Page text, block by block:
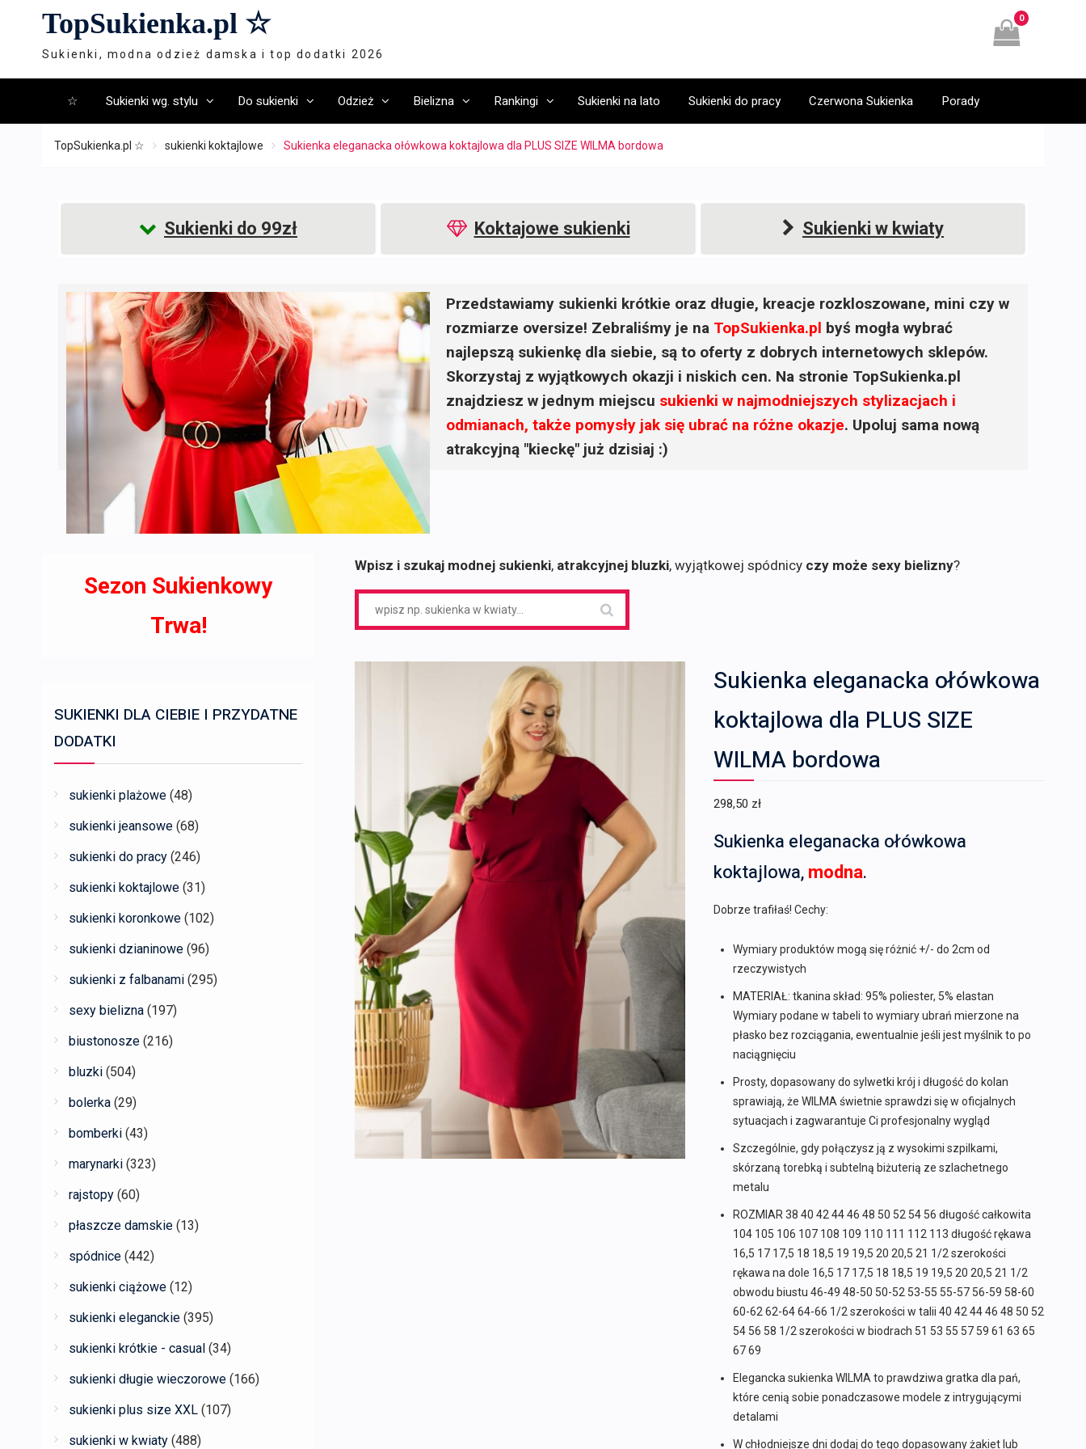
TopSukienka.pl ☆
Sukienki, modna odzież damska i top dodatki 2026
0
☆ Sukienki wg. stylu Do sukienki Odzież Bielizna Rankingi Sukienki na lato Sukienki do pracy Czerwona Sukienka Porady
TopSukienka.pl ☆ sukienki koktajlowe Sukienka eleganacka ołówkowa koktajlowa dla PLUS SIZE WILMA bordowa
Sukienki do 99zł Koktajowe sukienki Sukienki w kwiaty
Przedstawiamy sukienki krótkie oraz długie, kreacje rozkloszowane, mini czy w
rozmiarze oversize! Zebraliśmy je na TopSukienka.pl byś mogła wybrać
najlepszą sukienkę dla siebie, są to oferty z dobrych internetowych sklepów.
Skorzystaj z wyjątkowych okazji i niskich cen. Na stronie TopSukienka.pl
znajdziesz w jednym miejscu sukienki w najmodniejszych stylizacjach i
odmianach, także pomysły jak się ubrać na różne okazje. Upoluj sama nową
atrakcyjną "kieckę" już dzisiaj :)
Wpisz i szukaj modnej sukienki, atrakcyjnej bluzki, wyjątkowej spódnicy czy może sexy bielizny?
Sukienka eleganacka ołówkowa
koktajlowa dla PLUS SIZE
WILMA bordowa
298,50 zł
Sukienka eleganacka ołówkowa
koktajlowa,modna.
Dobrze trafiłaś! Cechy:
Wymiary produktów mogą się różnić +/- do 2cm od
rzeczywistych
MATERIAŁ: tkanina skład: 95% poliester, 5% elastan
Wymiary podane w tabeli to wymiary ubrań mierzone na
płasko bez rozciągania, ewentualnie jeśli jest myślnik to po
naciągnięciu
Prosty, dopasowany do sylwetki krój i długość do kolan
sprawiają, że WILMA świetnie sprawdzi się w oficjalnych
sytuacjach i zagwarantuje Ci profesjonalny wygląd
Szczególnie, gdy połączysz ją z wysokimi szpilkami,
skórzaną torebką i subtelną biżuterią ze szlachetnego
metalu
ROZMIAR 38 40 42 44 46 48 50 52 54 56 długość całkowita
104 105 106 107 108 109 110 111 112 113 długość rękawa
16,5 17 17,5 18 18,5 19 19,5 20 20,5 21 1/2 szerokości
rękawa na dole 16,5 17 17,5 18 18,5 19 19,5 20 20,5 21 1/2
obwodu biustu 46-49 48-50 50-52 53-55 55-57 56-59 58-60
60-62 62-64 64-66 1/2 szerokości w talii 40 42 44 46 48 50 52
54 56 58 1/2 szerokości w biodrach 51 53 55 57 59 61 63 65
67 69
Elegancka sukienka WILMA to prawdziwa gratka dla pań,
które cenią sobie ponadczasowe modele z intrygującymi
detalami
W chłodniejsze dni dodaj do tego dopasowany żakiet lub
Sezon Sukienkowy
Trwa!
SUKIENKI DLA CIEBIE I PRZYDATNE
DODATKI
sukienki plażowe (48)
sukienki jeansowe (68)
sukienki do pracy (246)
sukienki koktajlowe (31)
sukienki koronkowe (102)
sukienki dzianinowe (96)
sukienki z falbanami (295)
sexy bielizna (197)
biustonosze (216)
bluzki (504)
bolerka (29)
bomberki (43)
marynarki (323)
rajstopy (60)
płaszcze damskie (13)
spódnice (442)
sukienki ciążowe (12)
sukienki eleganckie (395)
sukienki krótkie - casual (34)
sukienki długie wieczorowe (166)
sukienki plus size XXL (107)
sukienki w kwiaty (488)